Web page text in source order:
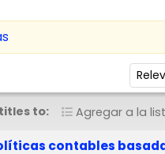
to: Agregar a la
contables